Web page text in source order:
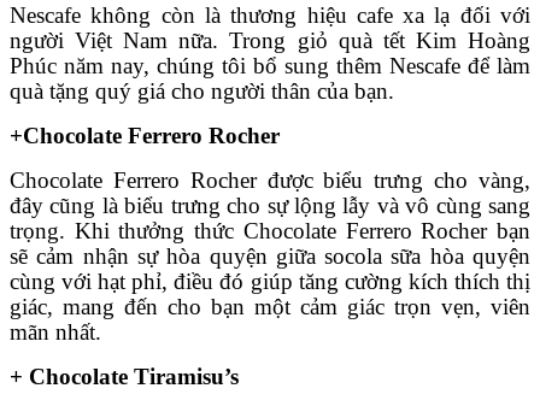
Nescafe không còn là thương hiệu cafe xa lạ đối với
người Việt Nam nữa. Trong giỏ quà tết Kim Hoàng
Phúc năm nay, chúng tôi bổ sung thêm Nescafe để làm
quà tặng quý giá cho người thân của bạn.
+Chocolate Ferrero Rocher
Chocolate Ferrero Rocher được biểu trưng cho vàng,
đây cũng là biểu trưng cho sự lộng lẫy và vô cùng sang
trọng. Khi thưởng thức Chocolate Ferrero Rocher bạn
sẽ cảm nhận sự hòa quyện giữa socola sữa hòa quyện
cùng với hạt phỉ, điều đó giúp tăng cường kích thích thị
giác, mang đến cho bạn một cảm giác trọn vẹn, viên
mãn nhất.
+ Chocolate Tiramisu’s